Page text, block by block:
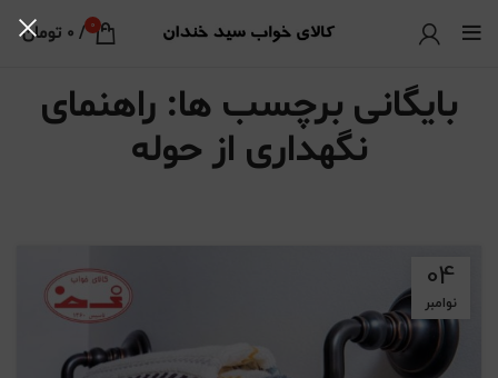
0
/
0 تومان
بایگانی برچسب ها: راهنمای
نگهداری از حوله
04
نوامبر